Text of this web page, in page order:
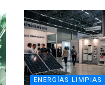
ENERGÍAS LIMPIAS